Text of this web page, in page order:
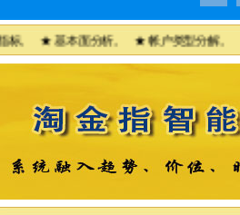
本面分析。 ★ 帐户类型分解。 ★ 测